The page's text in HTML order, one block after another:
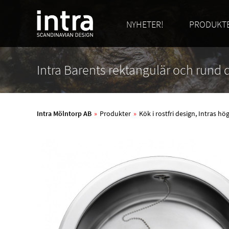
NYHETER!
Intra Barents rektangulär och rund
Intra Mölntorp AB » Produkter » Kök i rostfri design, Intras